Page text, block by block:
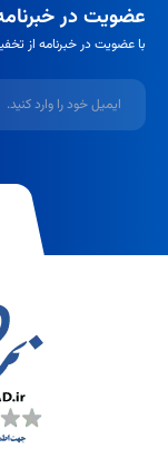
عضویت در
با عضویت در خبرنامه از
ایمیل